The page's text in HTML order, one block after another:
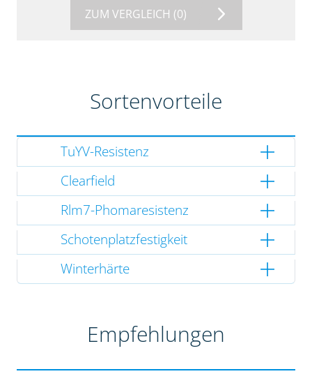
ZUM VERGLEICH (0)
Sortenvorteile
TuYV-Resistenz
Clearfield
Rlm7-Phomaresistenz
Schotenplatzfestigkeit
Winterhärte
Empfehlungen